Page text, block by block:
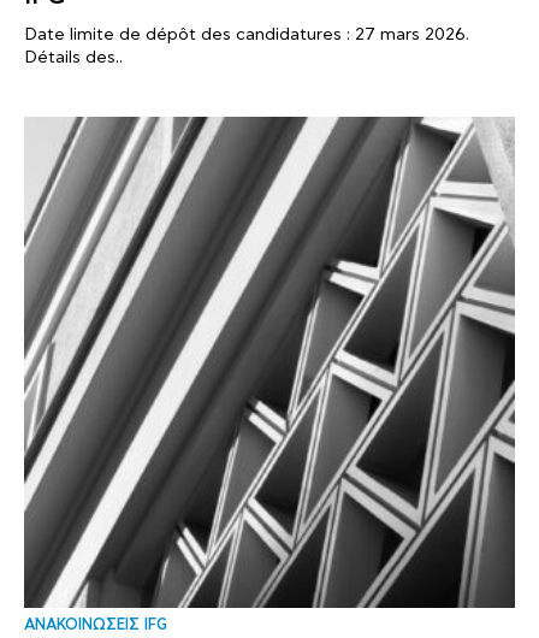
Date limite de dépôt des candidatures : 27 mars 2026.
Détails des..
ΑΝΑΚΟΙΝΩΣΕΙΣ IFG